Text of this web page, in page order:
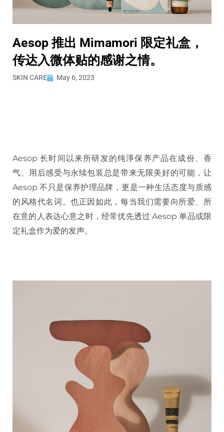
Aesop 推出 Mimamori 限定礼盒，
传达入微体贴的感谢之情。
SKIN CARE May 6, 2023
Aesop 长时间以来所研发的纯淨保养产品在成份、香
气、用后感受与永续包装总是带来无限美好的可能，让
Aesop 不只是保养护理品牌，更是一种生活态度与质感
的风格代名词。也正因如此，每当我们需要向所爱、所
在意的人表达心意之时，经常优先透过 Aesop 单品或限
定礼盒作为爱的发声。